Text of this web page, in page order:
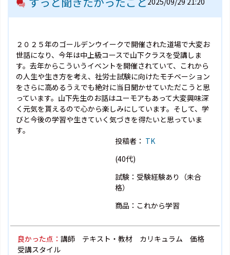
２０２５年のゴールデンウイークで開催された道場で大変お
世話になり、今年は中上級コースで山下クラスを受講しま
す。去年からこういうイベントを開催されていて、これから
の人生や生き方を考え、社労士試験に向けたモチベーション
をさらに高めるうえでも絶対に当日聞かせていただこうと思
っています。山下先生のお話はユーモアもあって大変興味深
く元気を貰えるので心から楽しみにしています。そして、学
びと今後の学習や生きていく気づきを得たいと思っていま
す。
投稿者： TK
(40代)
試験：受験経験あり（未合
格）
商品：これから学習
良かった点： 講師 テキスト・教材 カリキュラム 価格
受講スタイル